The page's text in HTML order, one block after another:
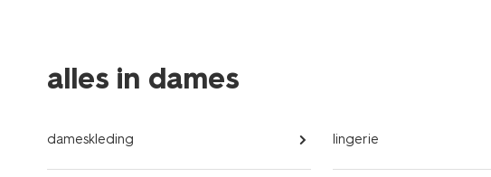
alles in dames
dameskleding lingerie